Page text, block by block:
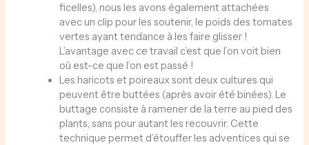
ficelles), nous les avons également attachées
avec un clip pour les soutenir, le poids des tomates
vertes ayant tendance à les faire glisser !
L’avantage avec ce travail c’est que l’on voit bien
où est-ce que l’on est passé !
Les haricots et poireaux sont deux cultures qui
peuvent être buttées (après avoir été binées). Le
buttage consiste à ramener de la terre au pied des
plants, sans pour autant les recouvrir. Cette
technique permet d’étouffer les adventices qui se